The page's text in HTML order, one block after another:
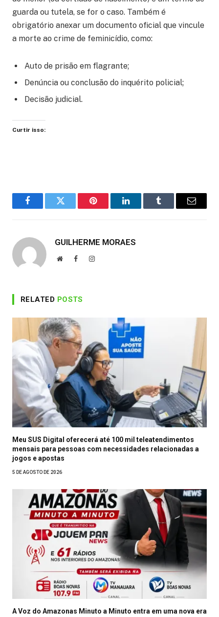
guarda ou tutela, se for o caso. Também é
obrigatório anexar um documento oficial que vincule
a morte ao crime de feminicídio, como:
Auto de prisão em flagrante;
Denúncia ou conclusão do inquérito policial;
Decisão judicial.
Curtir isso:
FacebookTwitter Pinterest LinkedInTumblr Email
GUILHERME MORAES
WebsiteFacebookInstagram
RELATED POSTS
Meu SUS Digital oferecerá até 100 mil teleatendimentos
mensais para pessoas com necessidades relacionadas a
jogos e apostas
5 DE AGOSTO DE 2026
A Voz do Amazonas Minuto a Minuto entra em uma nova era